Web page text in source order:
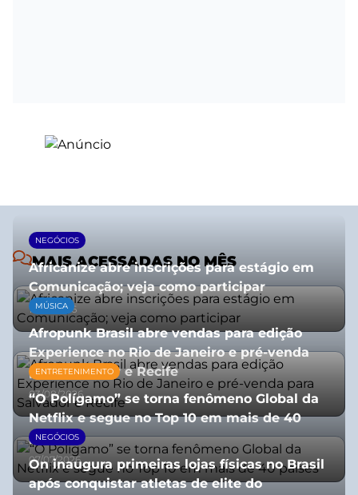
MAIS ACESSADAS NO MÊS
NEGÓCIOS
Africanize abre inscrições para estágio em
Comunicação; veja como participar
13/01/2026
MÚSICA
Afropunk Brasil abre vendas para edição
Experience no Rio de Janeiro e pré-venda
para Salvador e Recife
03/08/2026
ENTRETENIMENTO
“O Polígamo” se torna fenômeno Global da
Netflix e segue no Top 10 em mais de 40
países
07/07/2026
NEGÓCIOS
On inaugura primeiras lojas físicas no Brasil
após conquistar atletas de elite do